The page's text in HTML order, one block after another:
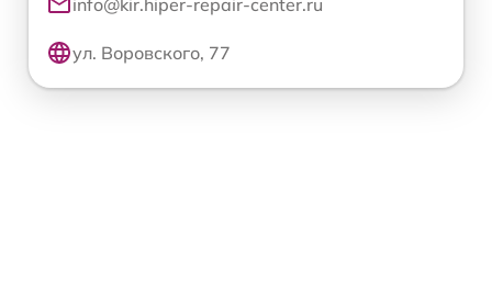
ул. Воровского, 77